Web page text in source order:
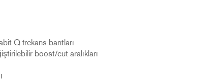
Q frekans bantları
boost/cut aralıkları